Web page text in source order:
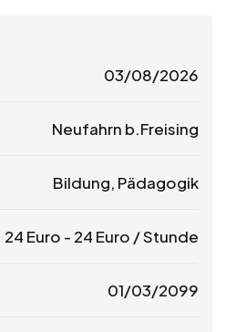
03/08/2026
Neufahrn b.Freising
Bildung, Pädagogik
24 Euro - 24 Euro / Stunde
01/03/2099